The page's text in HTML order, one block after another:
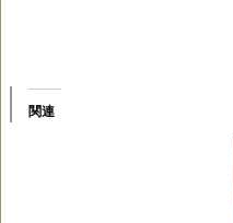
関連